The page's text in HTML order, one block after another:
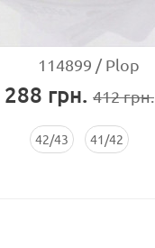
114899 Plop
288 грн. 412грн.
42/43 41/42